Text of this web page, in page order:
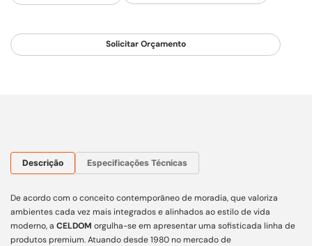
Solicitar Orçamento
Descrição Especificações Técnicas
De acordo com o conceito contemporâneo de moradia, que valoriza
ambientes cada vez mais integrados e alinhados ao estilo de vida
moderno, a CELDOM orgulha-se em apresentar uma sofisticada linha de
produtos premium. Atuando desde 1980 no mercado de